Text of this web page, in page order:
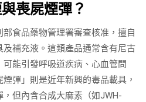
喪屍煙彈？
食品藥物管理署審查核准，擅自
補充液。這類產品通常含有尼古
能引發呼吸道疾病、心血管問
彈」則是近年新興的毒品載具，
但內含合成大麻素（如JWH-